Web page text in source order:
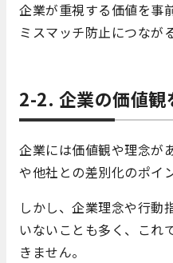
企業が重視する価値を事
ミスマッチ防止につなが
2-2. 企業の価値観
企業には価値観や理念が
や他社との差別化のポイ
しかし、企業理念や行動
いないことも多く、これ
きません。